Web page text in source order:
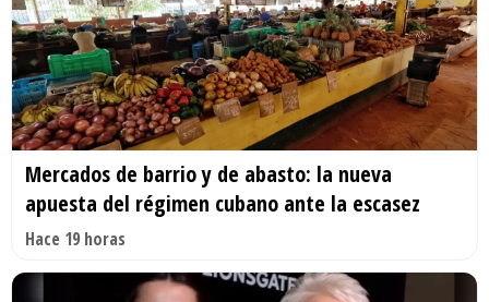
Mercados de barrio y de abasto: la nueva
apuesta del régimen cubano ante la escasez
Hace 19 horas